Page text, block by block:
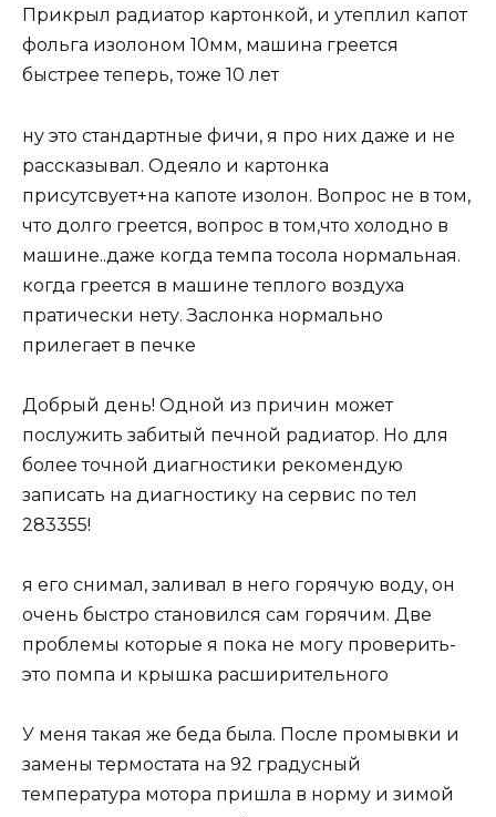
Прикрыл радиатор картонкой, и утеплил капот
фольга изолоном 10мм, машина греется
быстрее теперь, тоже 10 лет
ну это стандартные фичи, я про них даже и не
рассказывал. Одеяло и картонка
присутсвует+на капоте изолон. Вопрос не в том,
что долго греется, вопрос в том,что холодно в
машине..даже когда темпа тосола нормальная.
когда греется в машине теплого воздуха
пратически нету. Заслонка нормально
прилегает в печке
Добрый день! Одной из причин может
послужить забитый печной радиатор. Но для
более точной диагностики рекомендую
записать на диагностику на сервис по тел
283355!
я его снимал, заливал в него горячую воду, он
очень быстро становился сам горячим. Две
проблемы которые я пока не могу проверить-
это помпа и крышка расширительного
У меня такая же беда была. После промывки и
замены термостата на 92 градусный
температура мотора пришла в норму и зимой